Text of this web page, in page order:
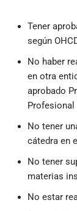
Tener
según
No haber
en otra
aprobado
No tener
cátedra en
No tener
materias
No estar